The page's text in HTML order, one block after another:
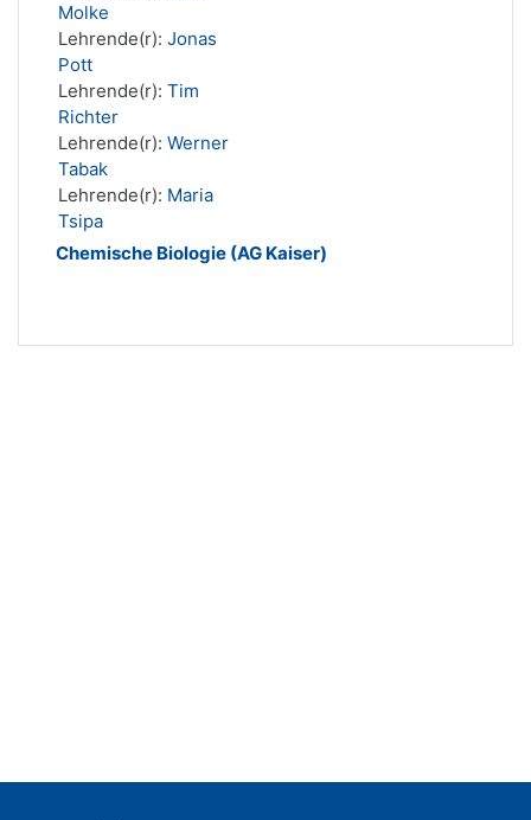
Molke
Lehrende(r): Jonas
Pott
Lehrende(r): Tim
Richter
Lehrende(r): Werner
Tabak
Lehrende(r): Maria
Tsipa
Chemische Biologie (AG Kaiser)